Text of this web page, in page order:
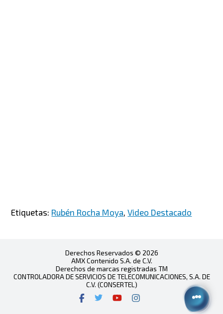
Etiquetas: Rubén Rocha Moya ,Video Destacado
Derechos Reservados © 2026
AMX Contenido S.A. de C.V.
Derechos de marcas registradas TM
CONTROLADORA DE SERVICIOS DE TELECOMUNICACIONES, S.A. DE
C.V. (CONSERTEL)